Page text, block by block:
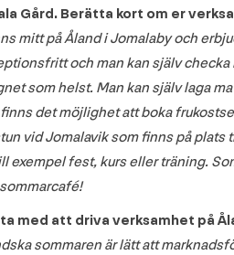
Gård. Berätta kort om er
mitt på Åland i Jomalaby och
och man kan själv
som helst. Man kan själv laga
det möjlighet att boka
vid Jomalavik som finns på
exempel fest, kurs eller träning.
med att driva verksamhet på
sommaren är lätt att